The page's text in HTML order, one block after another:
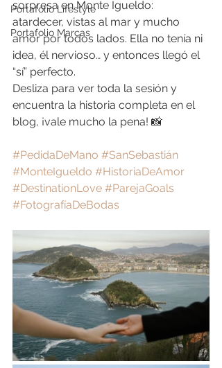
Portafolio Lifestyle
Portafolio Marcas
sorpresa en Monte Igueldo:
atardecer, vistas al mar y mucho
amor por todos lados. Ella no tenía ni
idea, él nervioso… y entonces llegó el
“sí” perfecto.
Desliza para ver toda la sesión y
encuentra la historia completa en el
blog, ¡vale mucho la pena! 📸
#PedidaDeMano #SanSebastián
#MonteIgueldo #HistoriaDeAmor
#DestinationLove #ParejaGoals
#FotografíaDeBodas